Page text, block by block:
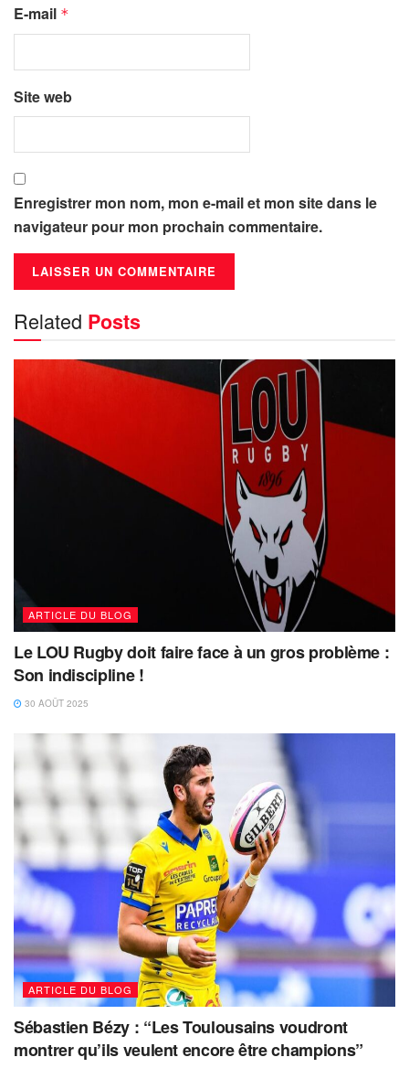
E-mail *
Site web
Enregistrer mon nom, mon e-mail et mon site dans le
navigateur pour mon prochain commentaire.
Related Posts
ARTICLE DU BLOG
Le LOU Rugby doit faire face à un gros problème :
Son indiscipline !
30 AOÛT 2025
ARTICLE DU BLOG
Sébastien Bézy : “Les Toulousains voudront
montrer qu’ils veulent encore être champions”